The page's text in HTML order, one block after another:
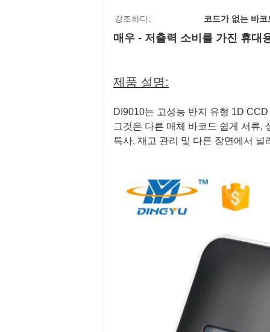
강조하다: 코드가 없는 바코
매우 - 저출력 소비를 가진 휴
제품 설명:
DI9010는 고성능 반지 유형 1D
그것은 다른 매체 바코드 쉽게 서류,
특사, 재고 관리 및 다른 장면에서 널